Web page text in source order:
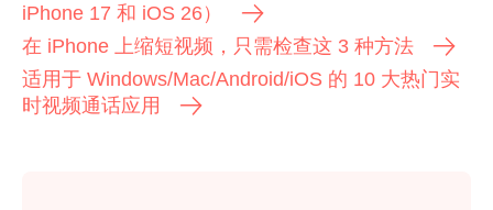
iPhone 17 和 iOS 26）
在 iPhone 上缩短视频，只需检查这 3 种方法
适用于 Windows/Mac/Android/iOS 的 10 大热门实
时视频通话应用